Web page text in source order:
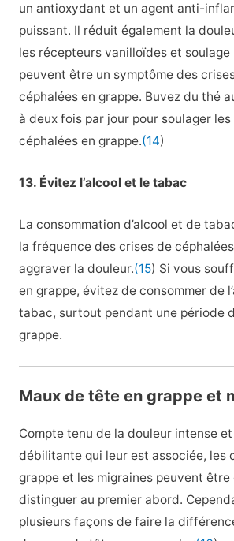
un antioxydant et un agent anti-
puissant. Il réduit également la
les récepteurs vanilloïdes et soulage
peuvent être un symptôme des
céphalées en grappe. Buvez du thé
à deux fois par jour pour soulager
céphalées en grappe.(14)
13. Évitez l’alcool et le tabac
La consommation d’alcool et de
la fréquence des crises de
aggraver la douleur.(15) Si vous
en grappe, évitez de consommer de
tabac, surtout pendant une période
grappe.
Maux de tête en grappe et
Compte tenu de la douleur intense
débilitante qui leur est associée, les
grappe et les migraines peuvent
distinguer au premier abord.
plusieurs façons de faire la